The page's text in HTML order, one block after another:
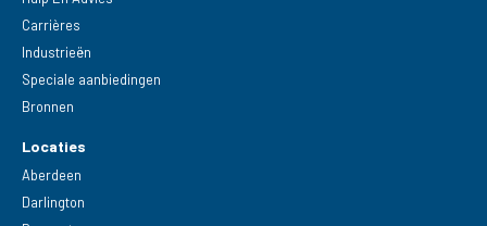
Carrières
Industrieën
Speciale aanbiedingen
Bronnen
Locaties
Aberdeen
Darlington